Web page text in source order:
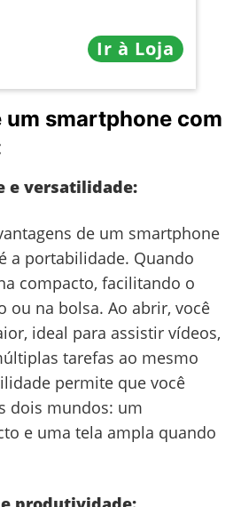
Ir à Loja
um smartphone com
e versatilidade:
de um smartphone
a portabilidade. Quando
compacto, facilitando o
ou na bolsa. Ao abrir, você
ideal para assistir vídeos,
tarefas ao mesmo
permite que você
dois mundos: um
e uma tela ampla quando